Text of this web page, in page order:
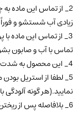
2_ از تماس این ماده
زیادی آب شستشو و
3_ از تماس این ماده
تماس با آب و صابون
4_ این محصول به شدت قابل اشتعال است.
5_ لطفا از استریل
نمایید.(هر گونه
6_ بلافاصله پس از